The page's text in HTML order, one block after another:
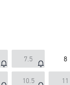
7.5 8
10.5 11